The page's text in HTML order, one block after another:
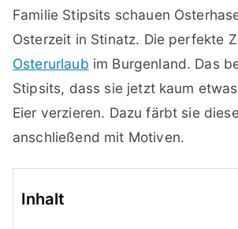
Familie Stipsits schauen
Osterzeit in Stinatz. Die perfekte
Osterurlaub im Burgenland. Das
Stipsits, dass sie jetzt kaum
Eier verzieren. Dazu färbt sie
anschließend mit Motiven.
Inhalt